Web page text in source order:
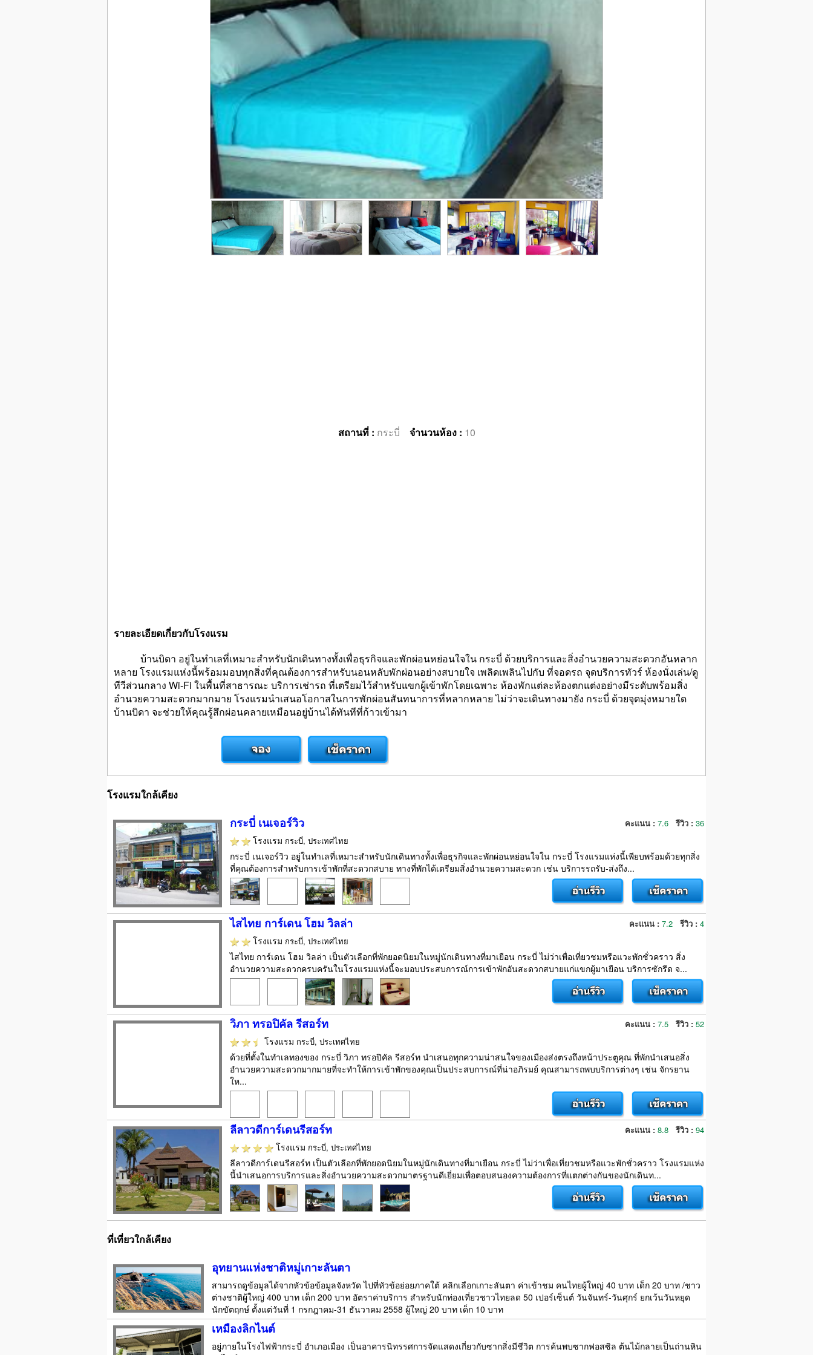
สถานที่ : กระบี่ จำนวนห้อง : 10
รายละเอียดเกี่ยวกับโรงแรม
บ้านบิดา อยู่ในทำเลที่เหมาะสำหรับนักเดินทางทั้งเพื่อธุรกิจและพักผ่อนหย่อนใจใน กระบี่ ด้วยบริการและสิ่งอำนวยความสะดวกอันหลาก
หลาย โรงแรมแห่งนี้พร้อมมอบทุกสิ่งที่คุณต้องการสำหรับนอนหลับพักผ่อนอย่างสบายใจ เพลิดเพลินไปกับ ที่จอดรถ จุดบริการทัวร์ ห้องนั่งเล่น/ดู
ทีวีส่วนกลาง Wi-Fi ในพื้นที่สาธารณะ บริการเช่ารถ ที่เตรียมไว้สำหรับแขกผู้เข้าพักโดยเฉพาะ ห้องพักแต่ละห้องตกแต่งอย่างมีระดับพร้อมสิ่ง
อำนวยความสะดวกมากมาย โรงแรมนำเสนอโอกาสในการพักผ่อนสันทนาการที่หลากหลาย ไม่ว่าจะเดินทางมายัง กระบี่ ด้วยจุดมุ่งหมายใด
บ้านบิดา จะช่วยให้คุณรู้สึกผ่อนคลายเหมือนอยู่บ้านได้ทันทีที่ก้าวเข้ามา
โรงแรมใกล้เคียง
กระบี่ เนเจอร์วิว คะแนน : 7.6 รีวิว : 36
โรงแรม กระบี่, ประเทศไทย
กระบี่ เนเจอร์วิว อยู่ในทำเลที่เหมาะสำหรับนักเดินทางทั้งเพื่อธุรกิจและพักผ่อนหย่อนใจใน กระบี่ โรงแรมแห่งนี้เพียบพร้อมด้วยทุกสิ่ง
ที่คุณต้องการสำหรับการเข้าพักที่สะดวกสบาย ทางที่พักได้เตรียมสิ่งอำนวยความสะดวก เช่น บริการรถรับ-ส่งถึง...
ไสไทย การ์เดน โฮม วิลล่า คะแนน : 7.2 รีวิว : 4
โรงแรม กระบี่, ประเทศไทย
ไสไทย การ์เดน โฮม วิลล่า เป็นตัวเลือกที่พักยอดนิยมในหมู่นักเดินทางที่มาเยือน กระบี่ ไม่ว่าเพื่อเที่ยวชมหรือแวะพักชั่วคราว สิ่ง
อำนวยความสะดวกครบครันในโรงแรมแห่งนี้จะมอบประสบการณ์การเข้าพักอันสะดวกสบายแก่แขกผู้มาเยือน บริการซักรีด จ...
วิภา ทรอปิคัล รีสอร์ท คะแนน : 7.5 รีวิว : 52
โรงแรม กระบี่, ประเทศไทย
ด้วยที่ตั้งในทำเลทองของ กระบี่ วิภา ทรอปิคัล รีสอร์ท นำเสนอทุกความน่าสนใจของเมืองส่งตรงถึงหน้าประตูคุณ ที่พักนำเสนอสิ่ง
อำนวยความสะดวกมากมายที่จะทำให้การเข้าพักของคุณเป็นประสบการณ์ที่น่าอภิรมย์ คุณสามารถพบบริการต่างๆ เช่น จักรยาน
ให...
ลีลาวดีการ์เดนรีสอร์ท คะแนน : 8.8 รีวิว : 94
โรงแรม กระบี่, ประเทศไทย
ลีลาวดีการ์เดนรีสอร์ท เป็นตัวเลือกที่พักยอดนิยมในหมู่นักเดินทางที่มาเยือน กระบี่ ไม่ว่าเพื่อเที่ยวชมหรือแวะพักชั่วคราว โรงแรมแห่ง
นี้นำเสนอการบริการและสิ่งอำนวยความสะดวกมาตรฐานดีเยี่ยมเพื่อตอบสนองความต้องการที่แตกต่างกันของนักเดินท...
ที่เที่ยวใกล้เคียง
อุทยานแห่งชาติหมู่เกาะลันตา
สามารถดูข้อมูลได้จากหัวข้อข้อมูลจังหวัด ไปที่หัวข้อย่อยภาคใต้ คลิกเลือกเกาะลันตา ค่าเข้าชม คนไทยผู้ใหญ่ 40 บาท เด็ก 20 บาท /ชาว
ต่างชาติผู้ใหญ่ 400 บาท เด็ก 200 บาท อัตราค่าบริการ สำหรับนักท่องเที่ยวชาวไทยลด 50 เปอร์เซ็นต์ วันจันทร์-วันศุกร์ ยกเว้นวันหยุด
นักขัตฤกษ์ ตั้งแต่วันที่ 1 กรกฎาคม-31 ธันวาคม 2558 ผู้ใหญ่ 20 บาท เด็ก 10 บาท
เหมืองลิกไนต์
อยู่ภายในโรงไฟฟ้ากระบี่ อำเภอเมือง เป็นอาคารนิทรรศการจัดแสดงเกี่ยวกับซากสิ่งมีชีวิต การค้นพบซากฟอสซิล ต้นไม้กลายเป็นถ่านหิน